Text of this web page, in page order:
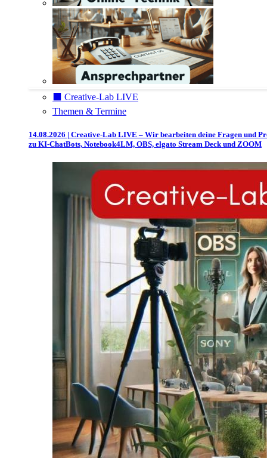
⬛️ Creative-Lab LIVE
Themen & Termine
14.08.2026 | Creative-Lab LIVE – Wir bearbeiten deine Fragen und
zu KI-ChatBots, Notebook4LM, OBS, elgato Stream Deck und ZOOM